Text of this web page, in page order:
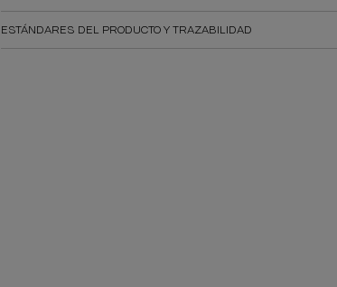
ESTÁNDARES DEL PRODUCTO Y TRAZABILIDAD